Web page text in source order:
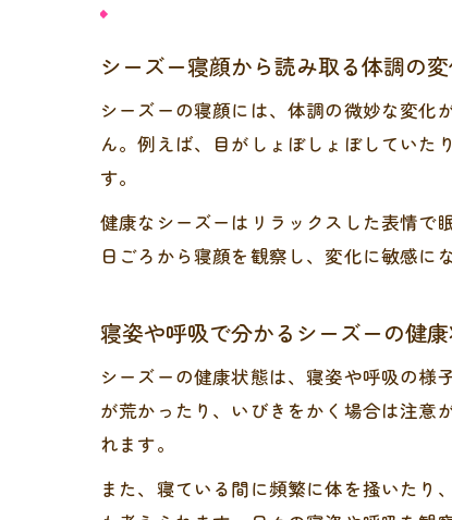
シーズー寝顔から読み取る体調の
シーズーの寝顔には、体調の微妙な変化
ん。例えば、目がしょぼしょぼしていた
す。
健康なシーズーはリラックスした表情で
日ごろから寝顔を観察し、変化に敏感に
寝姿や呼吸で分かるシーズーの健
シーズーの健康状態は、寝姿や呼吸の様
が荒かったり、いびきをかく場合は注意
れます。
また、寝ている間に頻繁に体を掻いたり